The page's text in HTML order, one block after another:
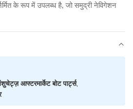
के रूप में उपलब्ध है, जो समुद्री नेविगेशन
आफ्टरमार्केट बोट पार्ट्स,